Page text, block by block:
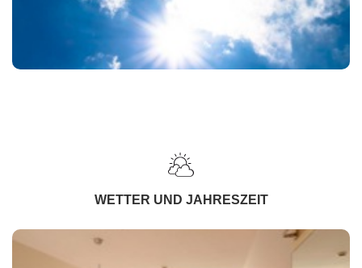
WETTER UND JAHRESZEIT